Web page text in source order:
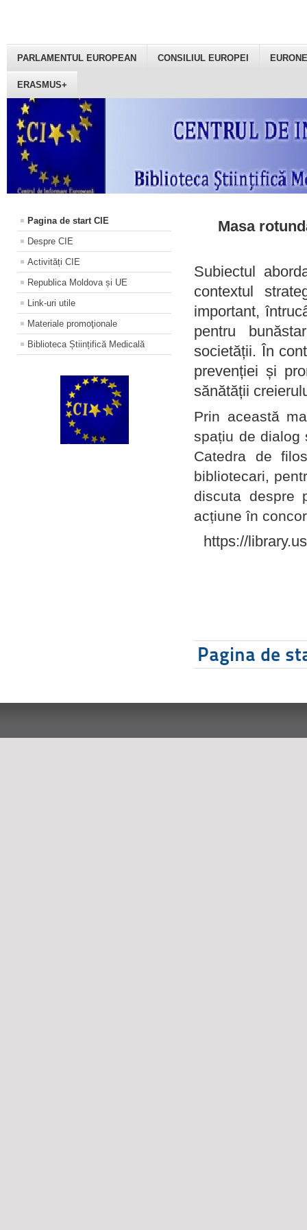
PARLAMENTUL EUROPEAN CONSILIUL EUROPEI
ERASMUS+
Pagina de start CIE
Despre CIE
Activități CIE
Republica Moldova și UE
Link-uri utile
Materiale promoţionale
Biblioteca Științifică Medicală
Masa
Subiectul
contextul
important,
pentru
societății. În
prevenției și
sănătății
Prin această
spațiu de dialog
Catedra de
bibliotecari,
discuta despre
acțiune în
https://
Pagina de